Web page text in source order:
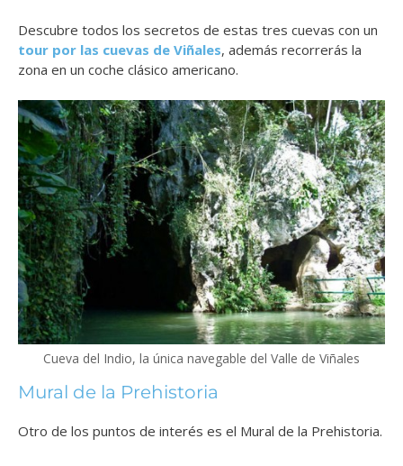
Descubre todos los secretos de estas tres cuevas con un
tour por las cuevas de Viñales, además recorrerás la
zona en un coche clásico americano.
Cueva del Indio, la única navegable del Valle de Viñales
Mural de la Prehistoria
Otro de los puntos de interés es el Mural de la Prehistoria.